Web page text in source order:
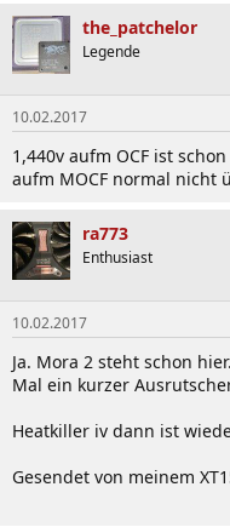
the_patchelor
Legende
10.02.2017
1,440v aufm OCF ist
aufm MOCF normal nicht
ra773
Enthusiast
10.02.2017
Ja. Mora 2 steht schon
Mal ein kurzer
Heatkiller iv dann ist
Gesendet von meinem